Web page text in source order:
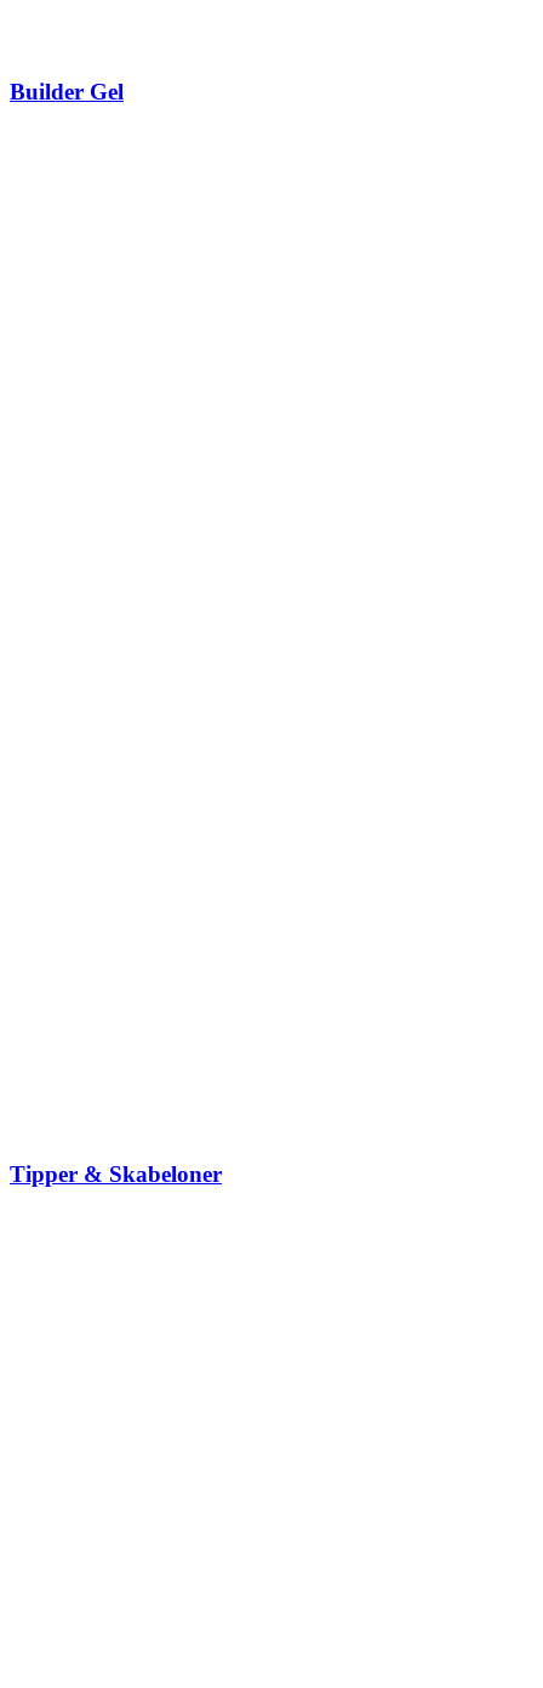
Builder Gel
Tipper & Skabeloner